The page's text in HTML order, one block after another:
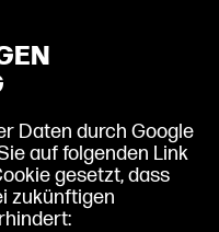
Daten durch Google
auf folgenden Link
gesetzt, dass
zukünftigen